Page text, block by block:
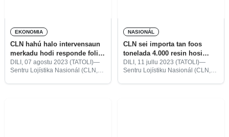
EKONOMIA
CLN hahú halo intervensaun
merkadu hodi responde folin
foos sa’e
DILI, 07 agostu 2023 (TATOLI)—
Sentru Lojístika Nasionál (CLN,
NASIONÁL
CLN sei importa tan foos
tonelada 4.000 resin hosi
nasaun rua
DILI, 11 jullu 2023 (TATOLI)—
Sentru Lojístiku Nasionál (CLN,